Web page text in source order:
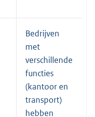
Bedrijven
met
verschillende
functies
(kantoor en
transport)
hebben